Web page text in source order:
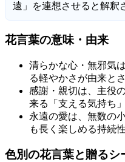
遠」を連想させると解釈
花言葉の意味・由来
清らかな心・無邪気
る軽やかさが由来と
感謝・親切は、主役
来る「支える気持ち
永遠の愛は、無数の
も長く楽しめる持続
色別の花言葉と贈るシ